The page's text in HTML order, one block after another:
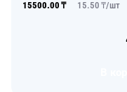
15500.00 ₸ 15.50 ₸/шт